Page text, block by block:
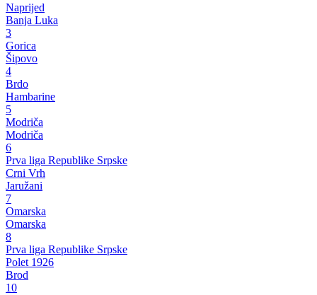
Naprijed
Banja Luka
3
Gorica
Šipovo
4
Brdo
Hambarine
5
Modriča
Modriča
6
Prva liga Republike Srpske
Crni Vrh
Jaružani
7
Omarska
Omarska
8
Prva liga Republike Srpske
Polet 1926
Brod
10